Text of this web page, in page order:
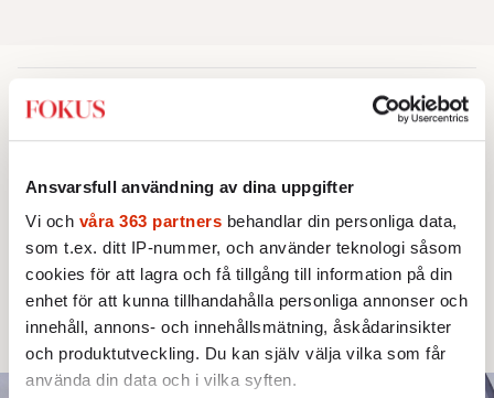
Ansvarsfull användning av dina uppgifter
Vi och våra 363 partners behandlar din personliga data,
som t.ex. ditt IP-nummer, och använder teknologi såsom
cookies för att lagra och få tillgång till information på din
enhet för att kunna tillhandahålla personliga annonser och
innehåll, annons- och innehållsmätning, åskådarinsikter
och produktutveckling. Du kan själv välja vilka som får
använda din data och i vilka syften.
AKTUELLT UTRIKES
Motståndet växer mot
jättemästerskapen
Tyska politiker slåss om att få arrangera OS.
Men i Hamburg sparkar invånarna bakut –
precis som de gjort tidigare i Paris,
Vancouver och Los Angeles.